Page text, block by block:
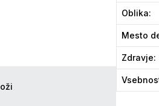
Oblika:
Mesto
Zdravje: